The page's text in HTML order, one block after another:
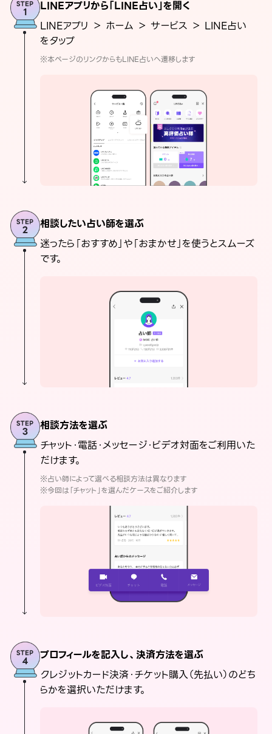
LINEアプリから「LINE占い」を開く
LINEアプリ ＞ ホーム ＞ サービス ＞ LINE占い
をタップ
※本ページのリンクからもLINE占いへ遷移します
相談したい占い師を選ぶ
迷ったら「おすすめ」や「おまかせ」を使うとスムーズ
です。
相談方法を選ぶ
チャット・電話・メッセージ・ビデオ対面をご利用いた
だけます。
※占い師によって選べる相談方法は異なります
※今回は「チャット」を選んだケースをご紹介します
プロフィールを記入し、決済方法を選ぶ
クレジットカード決済・チケット購入（先払い）のどち
らかを選択いただけます。